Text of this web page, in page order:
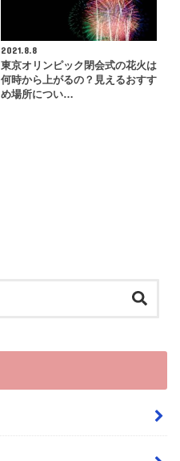
2021.8.8
東京オリンピック閉会式の花火は
何時から上がるの？見えるおすす
め場所につい…